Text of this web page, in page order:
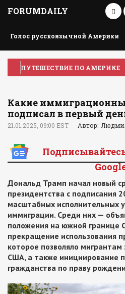
FORUMDAILY
Голос русскоязычной Америки
ПУТЕШЕСТВИЕ ПО АМЕРИКЕ
Какие
подписал в первый
21.01.2025, 09:00 EST Автор:
Дональд Трамп начал новый
президентства с подписания
масштабных исполнительных
иммиграции. Среди них —
положения на южной границе
прекращение использования
которое позволяло
США, а также инициирование
гражданства по праву